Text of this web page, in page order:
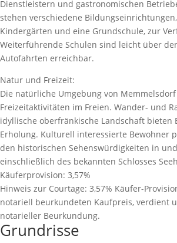
Dienstleistern und gastronomischen
stehen verschiedene
Kindergärten und eine Grundschule, zur
Weiterführende Schulen sind leicht über
Autofahrten erreichbar.
Natur und Freizeit:
Die natürliche Umgebung von
Freizeitaktivitäten im Freien. Wander- und
idyllische oberfränkische Landschaft bieten
Erholung. Kulturell interessierte Bewohner
den historischen Sehenswürdigkeiten in
einschließlich des bekannten Schlosses
Käuferprovision: 3,57%
Hinweis zur Courtage: 3,57% Käufer-
notariell beurkundeten Kaufpreis, verdient
notarieller Beurkundung.
Grundrisse